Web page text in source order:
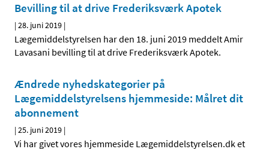
Bevilling til at drive Frederiksværk Apotek
|28. juni 2019 |
Lægemiddelstyrelsen har den 18. juni 2019 meddelt Amir
Lavasani bevilling til at drive Frederiksværk Apotek.
Ændrede nyhedskategorier på
Lægemiddelstyrelsens hjemmeside: Målret dit
abonnement
|25. juni 2019 |
Vi har givet vores hjemmeside Lægemiddelstyrelsen.dk et